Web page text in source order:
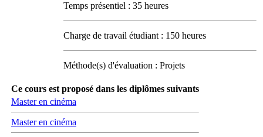
Temps présentiel : 35 heures
Charge de travail étudiant : 150 heures
Méthode(s) d'évaluation : Projets
Ce cours est proposé dans les diplômes suivants
Master en cinéma
Master en cinéma